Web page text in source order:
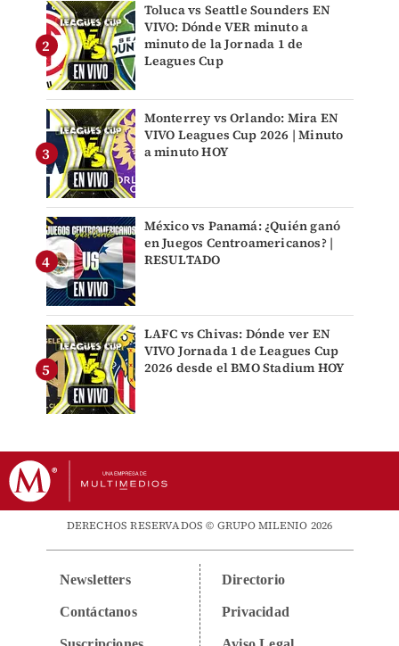
Toluca vs Seattle Sounders EN
VIVO: Dónde VER minuto a
minuto de la Jornada 1 de
Leagues Cup
Monterrey vs Orlando: Mira EN
VIVO Leagues Cup 2026 | Minuto
a minuto HOY
México vs Panamá: ¿Quién ganó
en Juegos Centroamericanos? |
RESULTADO
LAFC vs Chivas: Dónde ver EN
VIVO Jornada 1 de Leagues Cup
2026 desde el BMO Stadium HOY
DERECHOS RESERVADOS © GRUPO MILENIO 2026
Newsletters
Contáctanos
Directorio
Privacidad